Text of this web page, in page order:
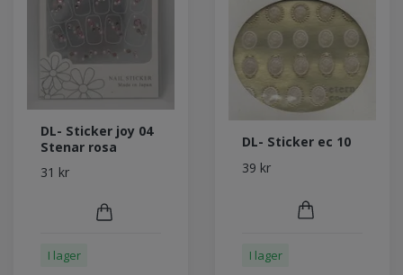
DL- Sticker joy 04
Stenar rosa
31 kr
I lager
DL- Sticker ec 10
39 kr
I lager